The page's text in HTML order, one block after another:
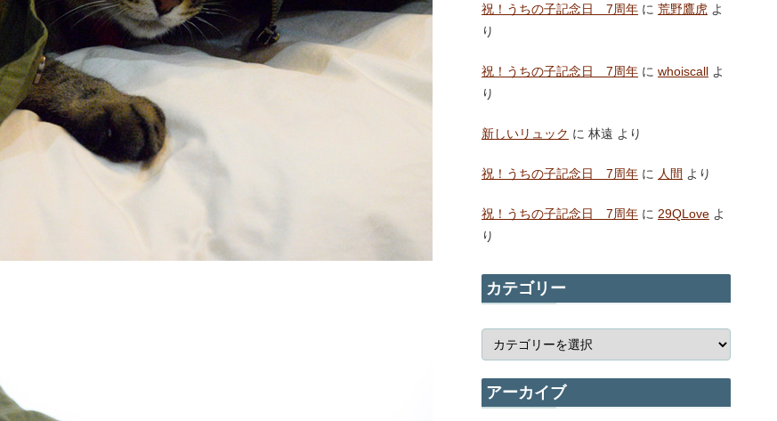
祝！うちの子記念日 7周年 に 荒野鷹虎 よ
り
祝！うちの子記念日 7周年 に whoiscall よ
り
新しいリュック に 林遠 より
祝！うちの子記念日 7周年 に 人間 より
祝！うちの子記念日 7周年 に 29QLove よ
り
カテゴリー
アーカイブ